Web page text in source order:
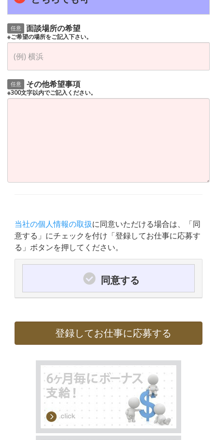
任意 面談場所の希望
※ご希望の場所をご記入下さい。
任意 その他希望事項
※300文字以内でご記入ください。
当社の個人情報の取扱に同意いただける場合は、「同
意する」にチェックを付け「登録してお仕事に応募す
る」ボタンを押してください。
同意する